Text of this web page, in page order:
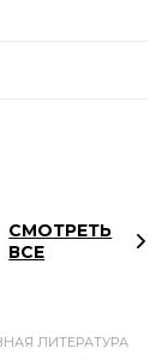
СМОТРЕТЬ
ВСЕ
ЛИТЕРАТУРА